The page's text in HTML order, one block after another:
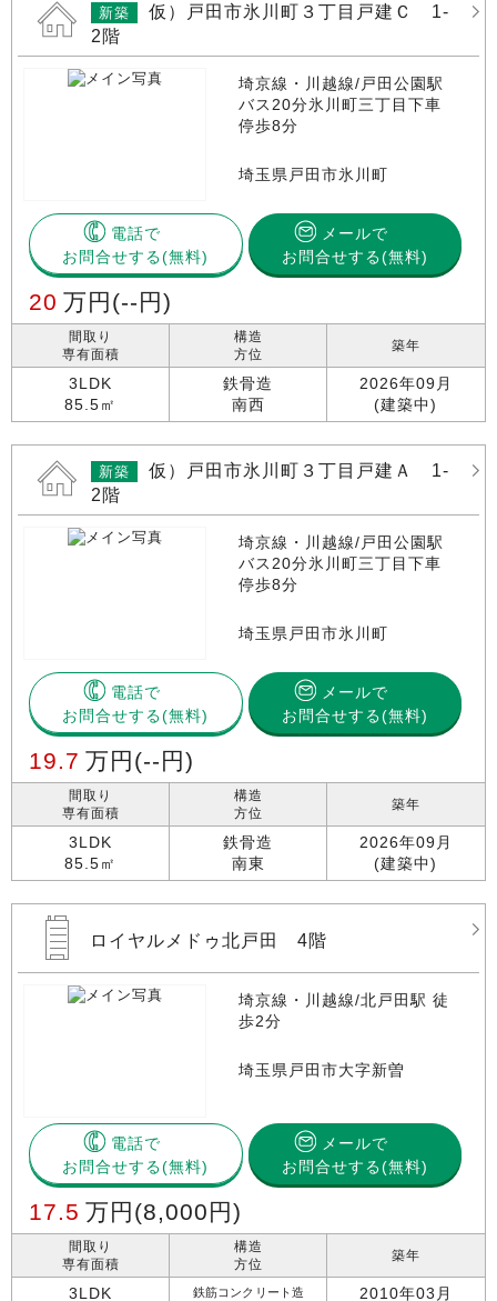
新築
仮）戸田市氷川町３丁目戸建Ｃ 1-
2階
埼京線・川越線/戸田公園駅
バス20分氷川町三丁目下車
停歩8分
埼玉県戸田市氷川町
電話で
お問合せする
メールで
お問合せする(無料)
20 万円 (--円)
間取り
専有面積
3LDK
85.5㎡
構造
方位
鉄骨造
南西
築年
2026年09月
(建築中)
新築
仮）戸田市氷川町３丁目戸建Ａ 1-
2階
埼京線・川越線/戸田公園駅
バス20分氷川町三丁目下車
停歩8分
埼玉県戸田市氷川町
電話で
お問合せする
メールで
お問合せする(無料)
19.7 万円 (--円)
間取り
専有面積
3LDK
85.5㎡
構造
方位
鉄骨造
南東
築年
2026年09月
(建築中)
ロイヤルメドゥ北戸田 4階
埼京線・川越線/北戸田駅 徒
歩2分
埼玉県戸田市大字新曽
電話で
お問合せする
メールで
お問合せする(無料)
17.5 万円 (8,000円)
間取り
専有面積
3LDK
構造
方位
鉄筋コンクリート造
築年
2010年03月